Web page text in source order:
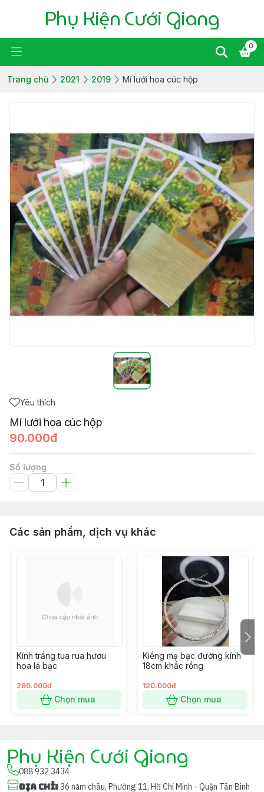
Phụ Kiện Cưới Giang
0
Trang chủ 2021 2019 Mí lưới hoa cúc hộp
Yêu thích
Mí lưới hoa cúc hộp
90.000đ
Số lượng
Các sản phẩm, dịch vụ khác
Kính trắng tua rua hươu
hoa lá bạc
280.000đ
Chọn mua
Kiềng mạ bạc đường kính
18cm khắc rồng
120.000đ
Chọn mua
Phụ Kiện Cưới Giang
088 932 3434
Địa chỉ: 36 năm châu, Phường 11, Hồ Chí Minh - Quận Tân Bình